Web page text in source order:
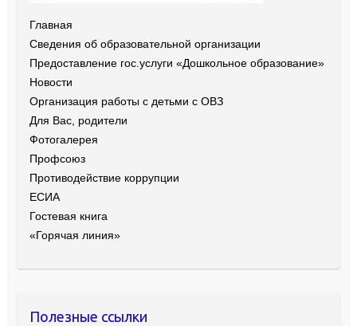
Главная
Сведения об образовательной организации
Предоставление гос.услуги «Дошкольное образование»
Новости
Организация работы с детьми с ОВЗ
Для Вас, родители
Фотогалерея
Профсоюз
Противодействие коррупции
ЕСИА
Гостевая книга
«Горячая линия»
Полезные ссылки